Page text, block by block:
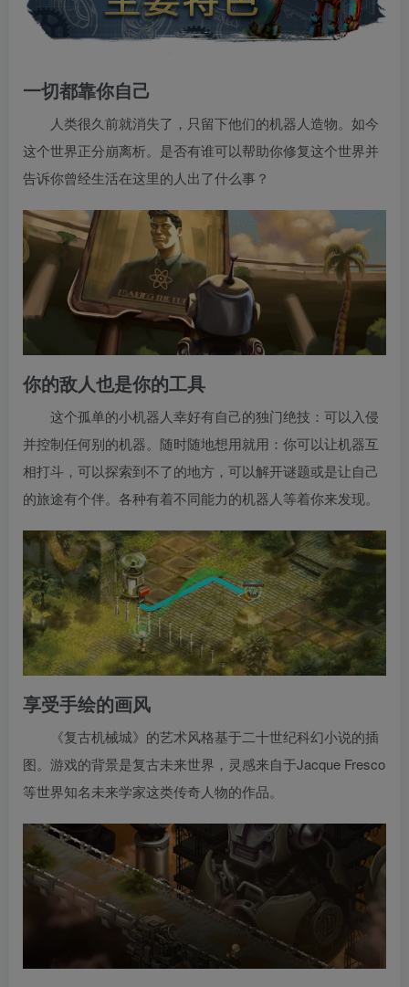
一切都靠你自己
人类很久前就消失了，只留下他们的机器人造物。如今
这个世界正分崩离析。是否有谁可以帮助你修复这个世界并
告诉你曾经生活在这里的人出了什么事？
你的敌人也是你的工具
这个孤单的小机器人幸好有自己的独门绝技：可以入侵
并控制任何别的机器。随时随地想用就用：你可以让机器互
相打斗，可以探索到不了的地方，可以解开谜题或是让自己
的旅途有个伴。各种有着不同能力的机器人等着你来发现。
享受手绘的画风
《复古机械城》的艺术风格基于二十世纪科幻小说的插
图。游戏的背景是复古未来世界，灵感来自于Jacque Fresco
等世界知名未来学家这类传奇人物的作品。